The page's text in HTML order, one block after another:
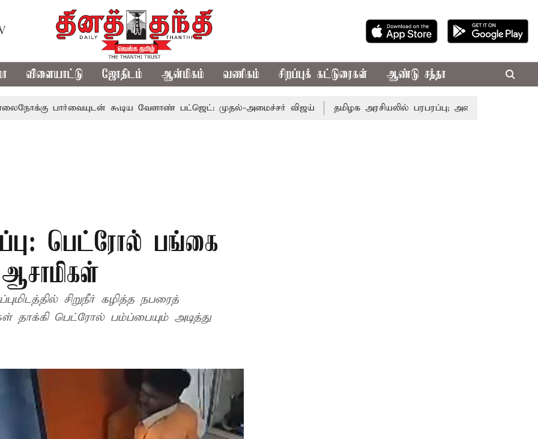
விளையாட்டு ஜோதிடம் ஆன்மிகம் வணிகம் சிறப்புக் கட்டுரைகள் ஆண்டு சந்தா
பார்வையுடன் கூடிய வேளாண் பட்ஜெட்: முதல்-அமைச்சர் விஜய் தமிழக அரசியலில் பரபரப்பு; அமைச்சர் ஆனந்த்
பெட்ரோல் பங்கை
சிறுநீர் கழித்த நபரைத்
தாக்கி பெட்ரோல் பம்ப்பையும் அடித்து